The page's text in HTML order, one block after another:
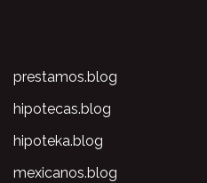
prestamos.blog
hipotecas.blog
hipoteka.blog
mexicanos.blog